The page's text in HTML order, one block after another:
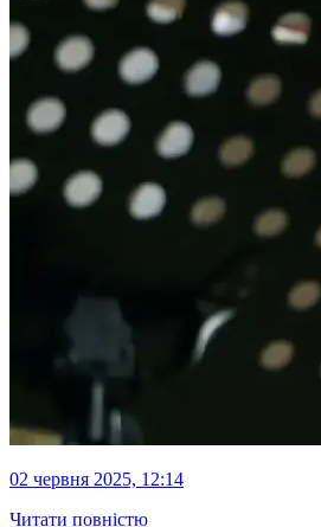
02 червня 2025, 12:14
Читати повністю